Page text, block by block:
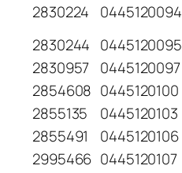
2830224
0445120094
2830244 0445120095
2830957 0445120097
2854608 0445120100
2855135
0445120103
2855491
0445120106
2995466 0445120107